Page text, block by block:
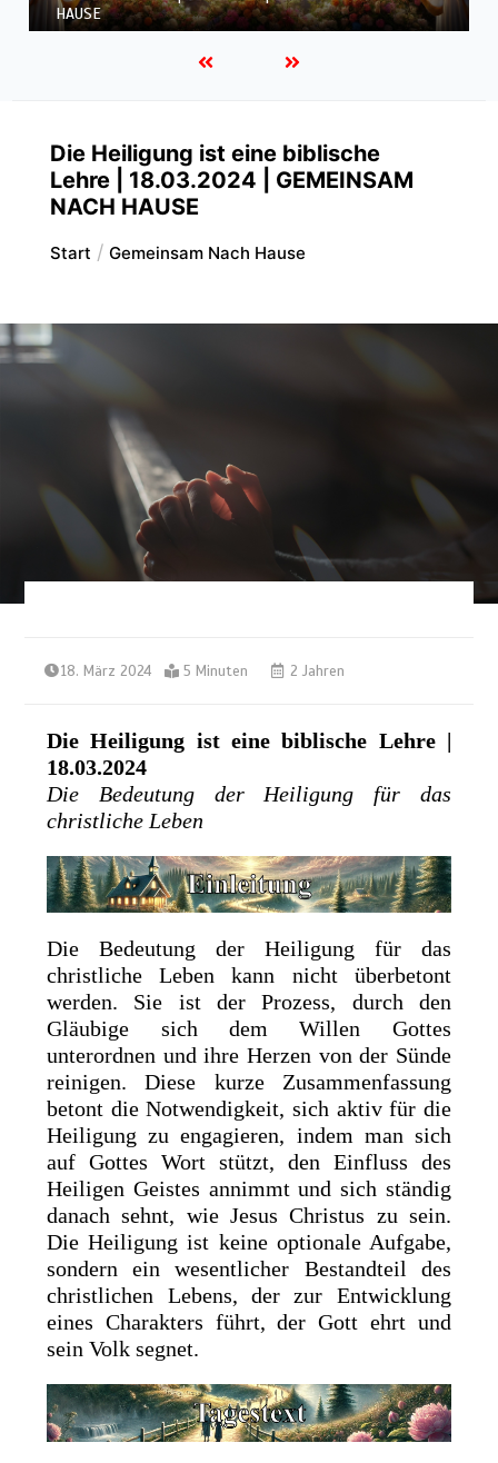
GEMEINSAM NACH HAUSE
Die Heiligung ist eine biblische
Lehre | 18.03.2024 | GEMEINSAM
NACH HAUSE
Start Gemeinsam Nach Hause
18. März 2024 5 Minuten 2 Jahren
Die Heiligung ist eine biblische Lehre |
18.03.2024
Die Bedeutung der Heiligung für das
christliche Leben
Die Bedeutung der Heiligung für das
christliche Leben kann nicht überbetont
werden. Sie ist der Prozess, durch den
Gläubige sich dem Willen Gottes
unterordnen und ihre Herzen von der Sünde
reinigen. Diese kurze Zusammenfassung
betont die Notwendigkeit, sich aktiv für die
Heiligung zu engagieren, indem man sich
auf Gottes Wort stützt, den Einfluss des
Heiligen Geistes annimmt und sich ständig
danach sehnt, wie Jesus Christus zu sein.
Die Heiligung ist keine optionale Aufgabe,
sondern ein wesentlicher Bestandteil des
christlichen Lebens, der zur Entwicklung
eines Charakters führt, der Gott ehrt und
sein Volk segnet.